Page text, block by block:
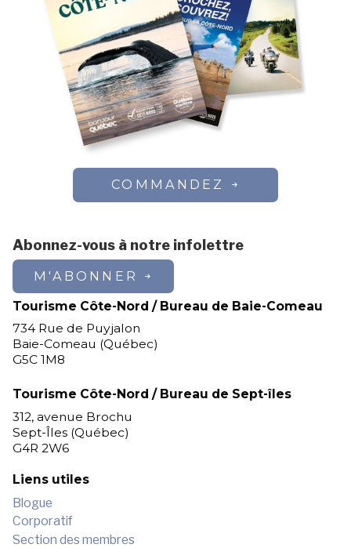
COMMANDEZ
Abonnez-vous à notre infolettre
M'ABONNER
Tourisme Côte-Nord / Bureau de Baie-Comeau
734 Rue de Puyjalon
Baie-Comeau (Québec)
G5C 1M8
Tourisme Côte-Nord / Bureau de Sept-îles
312, avenue Brochu
Sept-Îles (Québec)
G4R 2W6
Liens utiles
Blogue
Corporatif
Section des membres